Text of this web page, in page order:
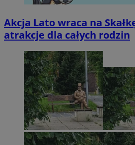
Akcja Lato wraca na
atrakcje dla całych rodzin